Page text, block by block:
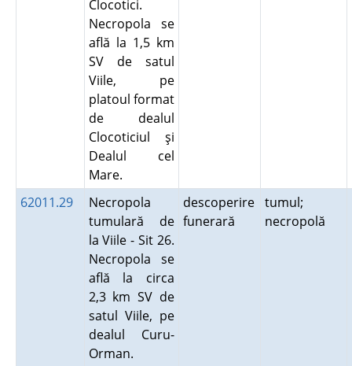
Clocotici.
Necropola se
află la 1,5 km
SV de satul
Viile, pe
platoul format
de dealul
Clocoticiul şi
Dealul cel
Mare.
62011.29
Necropola
tumulară de
la Viile - Sit 26.
Necropola se
află la circa
2,3 km SV de
satul Viile, pe
dealul Curu-
Orman.
descoperire
funerară
tumul;
necropolă